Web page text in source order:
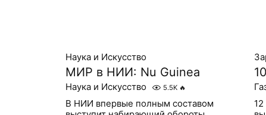
Наука и Искусство
МИР в НИИ: Nu Guinea
Наука и Искусство 5.5K 🔥
В НИИ впервые полным составом